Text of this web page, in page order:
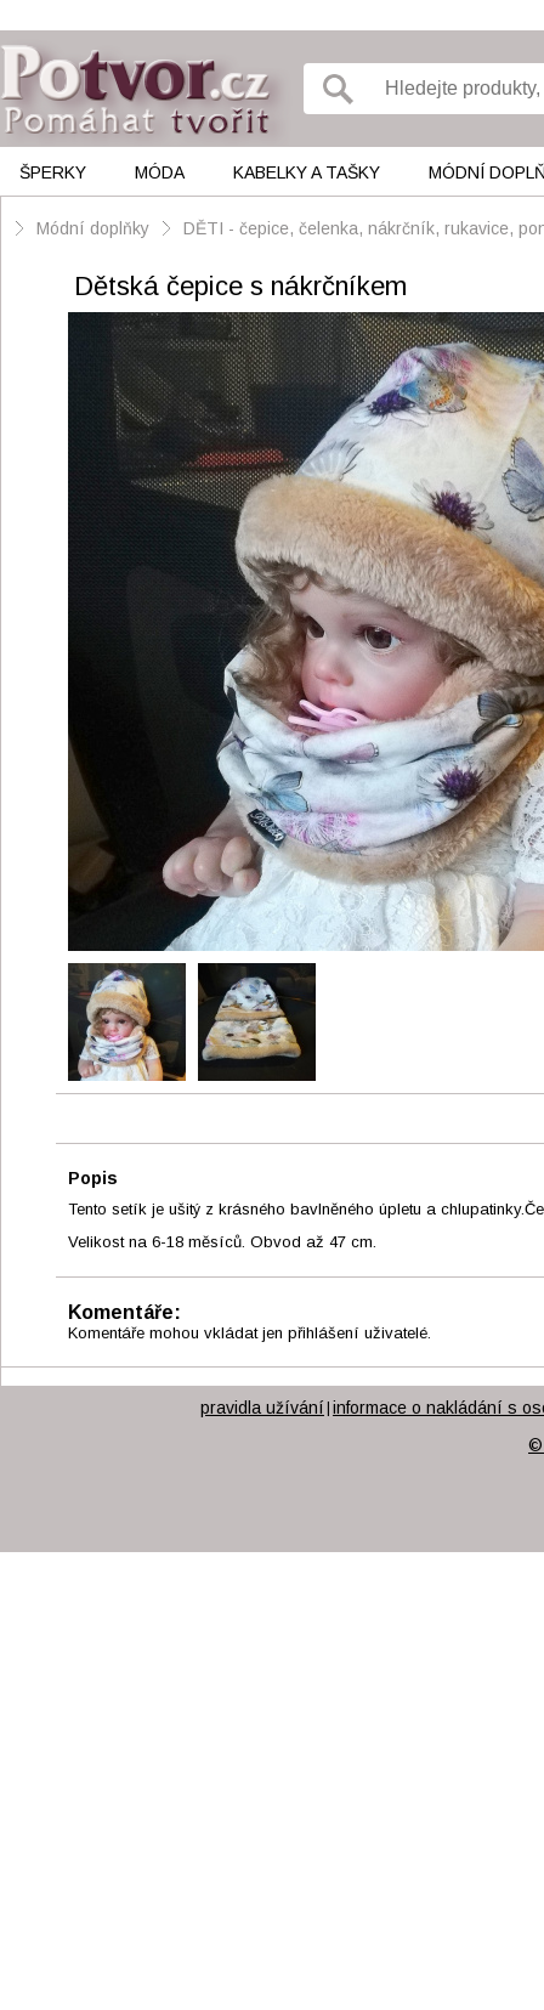
ŠPERKY MÓDA KABELKY A TAŠKY MÓDNÍ
Módní doplňky DĚTI - čepice, čelenka, nákrčník, rukavice,
Dětská čepice s nákrčníkem
Popis
Tento setík je ušitý z krásného bavlněného úpletu a
Velikost na 6-18 měsíců. Obvod až 47 cm.
Komentáře:
Komentáře mohou vkládat jen přihlášení uživatelé.
pravidla užívání informace o nakládání s
©